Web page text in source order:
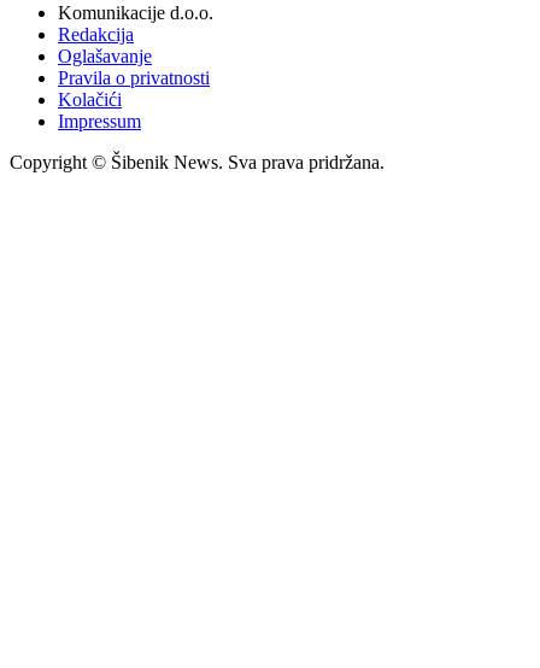
Komunikacije d.o.o.
Redakcija
Oglašavanje
Pravila o privatnosti
Kolačići
Impressum
Copyright © Šibenik News. Sva prava pridržana.